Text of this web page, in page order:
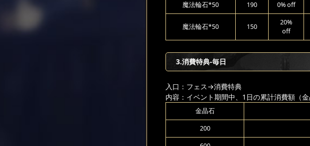
魔法輪石*50 190 0% off
魔法輪石*50 150
20%
off
3.消費特典-毎日
入口：フェス→消費特典
内容：イベント期間中、1日の累計消費額（
金晶石
200